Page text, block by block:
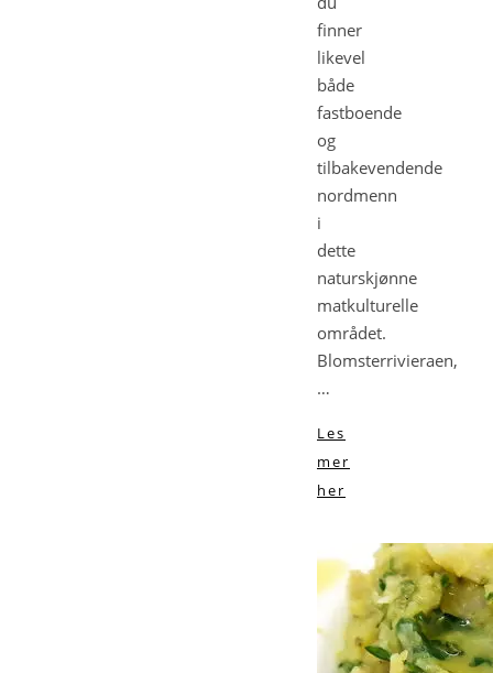
finner
likevel
både
fastboende
og
tilbakevendende
nordmenn
i
dette
naturskjønne
matkulturelle
området.
Blomsterrivieraen,
…
Les
mer
her